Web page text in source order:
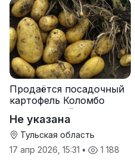
Продаётся посадочный
картофель Коломбо
оптом от трёх тонн
Не указана
Тульская область
17 апр 2026, 15:31 • 1 188